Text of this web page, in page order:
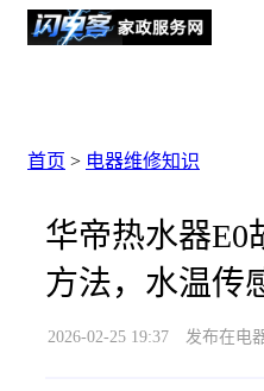
首页 > 电器维修知识
华帝热水器E0
方法，水温传
2026-02-25 19:37 发布在电